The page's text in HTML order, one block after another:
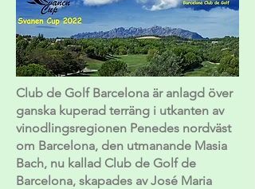
Club de Golf Barcelona är anlagd över
ganska kuperad terräng i utkanten av
vinodlingsregionen Penedes nordväst
om Barcelona, ​​den utmanande Masia
Bach, nu kallad Club de Golf de
Barcelona, ​​skapades av José Maria